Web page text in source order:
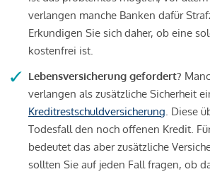
verlangen manche Banken dafür
Erkundigen Sie sich daher, ob eine
kostenfrei ist.
Lebensversicherung gefordert?
verlangen als zusätzliche Sicherheit
Kreditrestschuldversicherung. Diese
Todesfall den noch offenen Kredit.
bedeutet das aber zusätzliche
sollten Sie auf jeden Fall fragen, ob